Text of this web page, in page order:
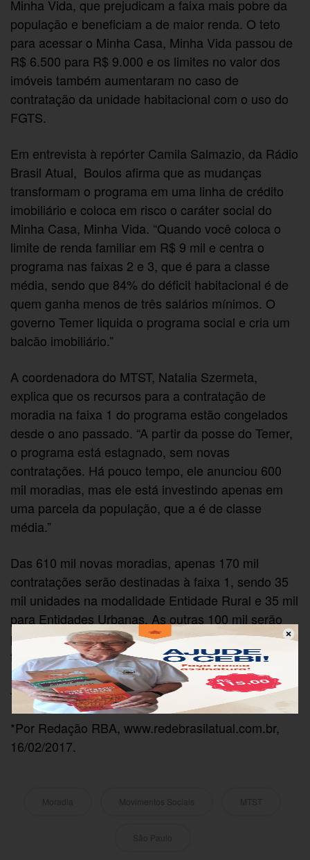
Minha Vida, que prejudicam a faixa mais pobre da
população e beneficiam a de maior renda. O teto
para acessar o Minha Casa, Minha Vida passou de
R$ 6.500 para R$ 9.000 e os limites no valor dos
imóveis também aumentaram no caso de
contratação da unidade habitacional com o uso do
FGTS.
Em entrevista à repórter Camila Salmazio, da Rádio
Brasil Atual, Boulos afirma que as mudanças
transformam o programa em uma linha de crédito
imobiliário e coloca em risco o caráter social do
Minha Casa, Minha Vida. “Quando você coloca o
limite de renda familiar em R$ 9 mil e centra o
programa nas faixas 2 e 3, que é para a classe
média, sendo que 84% do déficit habitacional é de
quem ganha menos de três salários mínimos. O
governo Temer liquida o programa social e cria um
balcão imobiliário.”
A coordenadora do MTST, Natalia Szermeta,
explica que os recursos para a contratação de
moradia na faixa 1 do programa estão congelados
desde o ano passado. “A partir da posse do Temer,
o programa está estagnado, sem novas
contratações. Há pouco tempo, ele anunciou 600
mil moradias, mas ele está investindo apenas em
uma parcela da população, que a é de classe
média.”
Das 610 mil novas moradias, apenas 170 mil
contratações serão destinadas à faixa 1, sendo 35
mil unidades na modalidade Entidade Rural e 35 mil
para Entidades Urbanas. As outras 100 mil serão
para o fundo de arrendamento residencial que
funciona em parceria com os estados e municípios.
–
*Por Redação RBA, www.redebrasilatual.com.br,
16/02/2017.